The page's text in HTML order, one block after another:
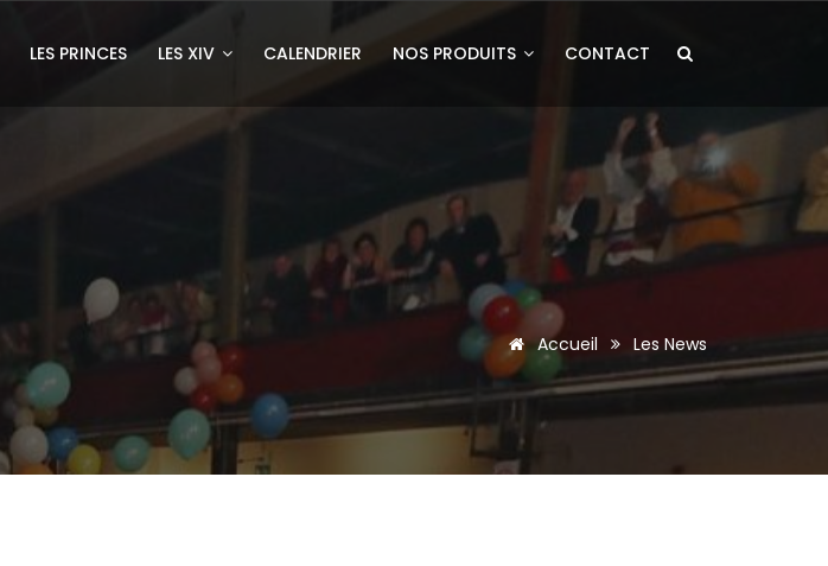
LES PRINCES LES XIV CALENDRIER NOS PRODUITS CONTACT
Accueil Les News